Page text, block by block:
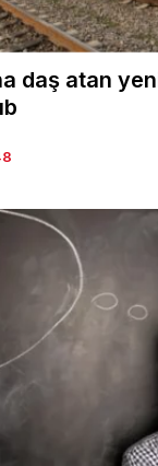
daş atan